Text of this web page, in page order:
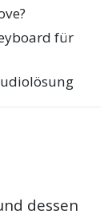
für
dessen